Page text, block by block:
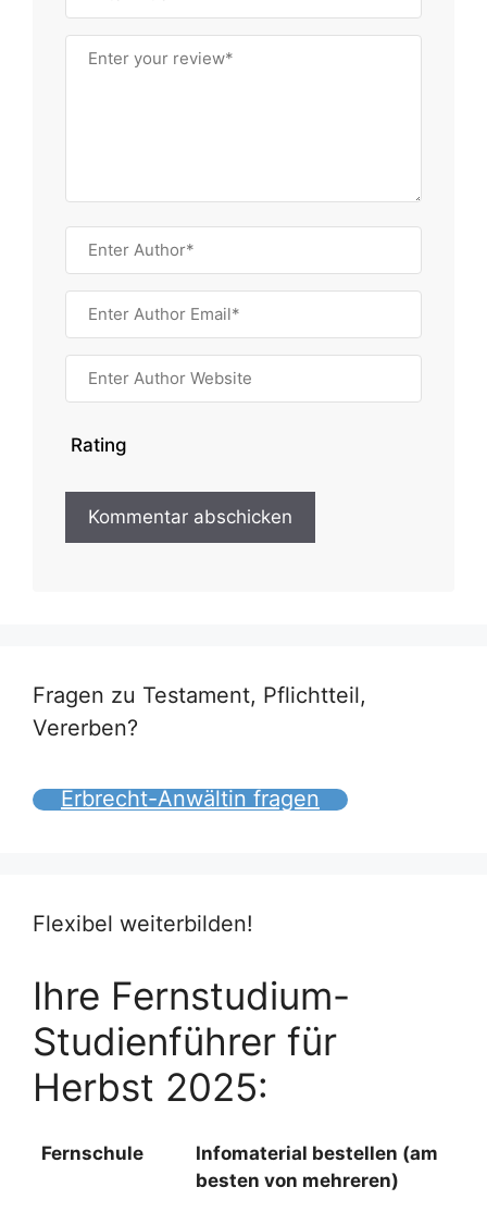
Rating
Fragen zu Testament, Pflichtteil,
Vererben?
Erbrecht-Anwältin fragen
Flexibel weiterbilden!
Ihre Fernstudium-
Studienführer für
Herbst 2025:
Fernschule
Infomaterial bestellen (am
besten von mehreren)